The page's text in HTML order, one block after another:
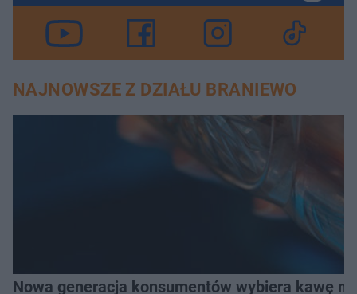
NAJNOWSZE Z DZIAŁU BRANIEWO
Nowa generacja konsumentów wybiera kawę